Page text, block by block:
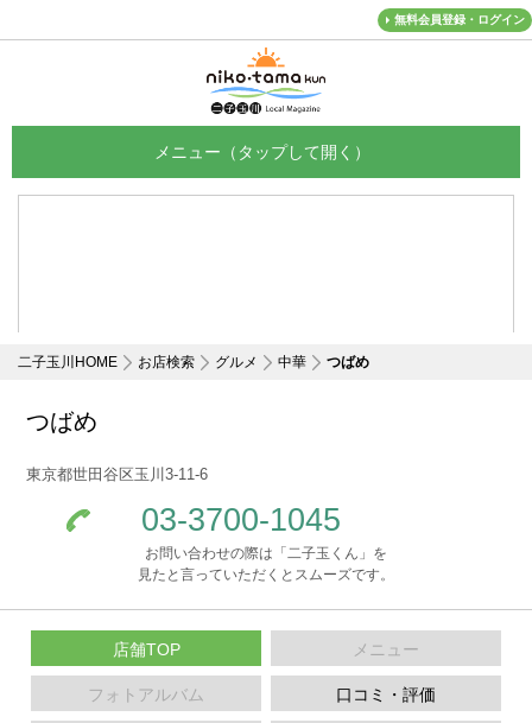
無料会員登録・ログイン
二子玉川HOME お店検索 グルメ 中華 つばめ
つばめ
東京都世田谷区玉川3-11-6
03-3700-1045
お問い合わせの際は「二子玉くん」を
見たと言っていただくとスムーズです。
店舗TOP メニュー
フォトアルバム 口コミ・評価
メニュー